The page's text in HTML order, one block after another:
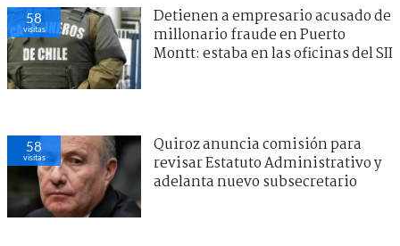
58
visitas
Detienen a empresario acusado de
millonario fraude en Puerto
Montt: estaba en las oficinas del SII
58
visitas
Quiroz anuncia comisión para
revisar Estatuto Administrativo y
adelanta nuevo subsecretario